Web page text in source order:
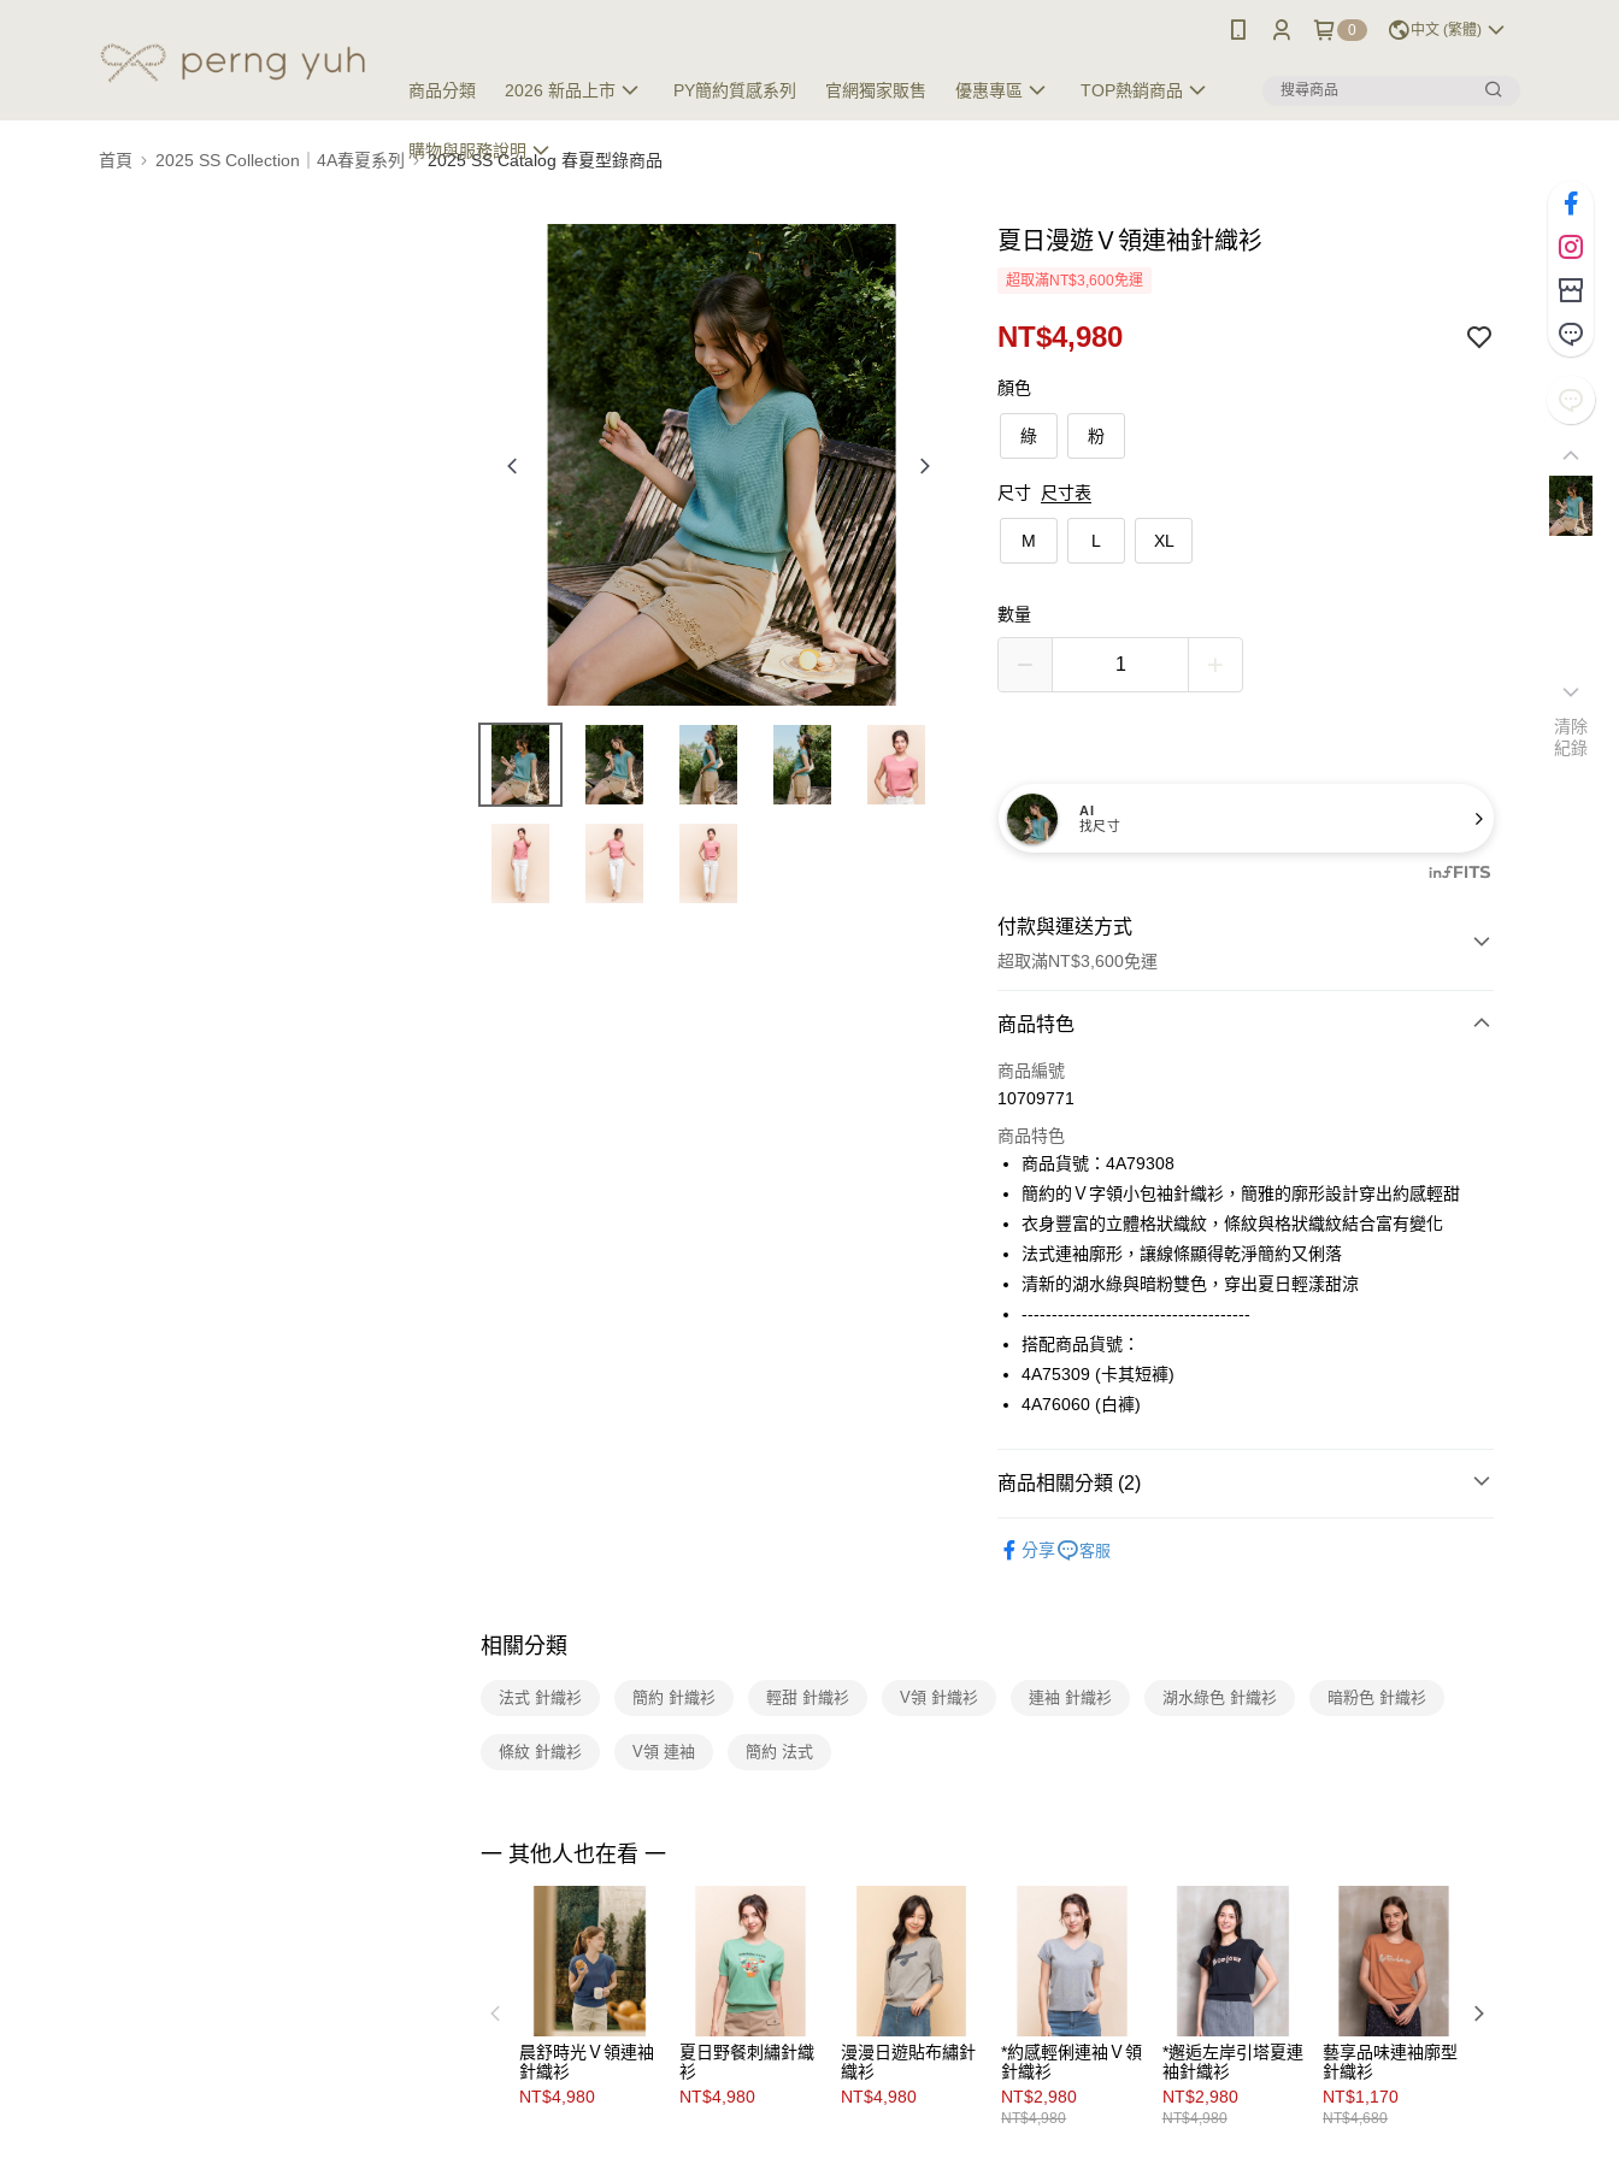
0 中文 (繁體)
商品分類 2026 新品上市 PY簡約質感系列 官網獨家販售 優惠專區 TOP熱銷商品
購物與服務說明
首頁 2025 SS Collection｜4A春夏系列 2025 SS Catalog 春夏型錄商品
夏日漫遊Ｖ領連袖針織衫
超取滿NT$3,600免運
NT$4,980
顏色
綠 粉
尺寸 尺寸表
M L XL
數量
AI
找尺寸
付款與運送方式
超取滿NT$3,600免運
付款方式
信用卡一次付款
3 期 0 利率 每期
合作金庫商業銀行
第一商業銀行
華南商業銀行
彰化商業銀行
國泰世華商業銀行
兆豐國際商業銀行
臺灣中小企業銀行
台中商業銀行
匯豐（台灣）商業銀行
聯邦商業銀行
元大商業銀行
台新國際商業銀行
超商取貨付款
Apple Pay
AFTEE先享後付
相關說明
便利好安心！
１．簡單：不需註冊會員、不需綁卡、不需儲值。
／ATM／網路銀行／等多元方式進行付款，方視為交易完成。
※ 請注意：結帳手續完成當下不需立刻繳費，但若您需要取消訂單，請聯
交易，需依本服務之必要範圍內提供個人資料，並將交易相關給付款項請
求債權轉讓予恩沛科技股份有限公司。
２．關於個人資料處理事宜，請瀏覽以下網址：
https://aftee.tw/terms/#terms3
３．未成年的使用者請事先徵得法定代理人或監護人之同意方可使用
「AFTEE先享後付」，若未經同意申辦者引起之損失，本公司不負相關責
任。
４．使用「AFTEE先享後付」時，將依據個別帳號之用戶狀況，依本公司
即時審查核予不同之上限額度；若仍有額度不足之情形，本公司將視審查
結果請求用戶進行身份認證。
５．嚴禁一人註冊多個帳號或使用他人資訊註冊。若發現惡意使用之情
全家取貨付款
每筆NT$90，滿NT$3,600(含以上)免運費
離島宅配 (蘭嶼恕不配送)
每筆NT$200，滿NT$8,000(含以上)免運費
付款後門市自取
免運費
商品特色
商品編號
10709771
商品特色
商品貨號：4A79308
簡約的Ｖ字領小包袖針織衫，簡雅的廓形設計穿出約感輕甜
衣身豐富的立體格狀織紋，條紋與格狀織紋結合富有變化
法式連袖廓形，讓線條顯得乾淨簡約又俐落
清新的湖水綠與暗粉雙色，穿出夏日輕漾甜涼
--------------------------------------
搭配商品貨號：
4A75309 (卡其短褲)
4A76060 (白褲)
商品相關分類 (2)
品 分享 客服
相關分類
法式 針織衫 簡約 針織衫 輕甜 針織衫 V領 針織衫 連袖 針織衫 湖水綠色 針織衫 暗粉色 針織衫
條紋 針織衫 V領 連袖 簡約 法式
一 其他人也在看 一
晨舒時光Ｖ領連袖
針織衫
NT$4,980
夏日野餐刺繡針織
衫
NT$4,980
漫漫日遊貼布繡針
織衫
NT$4,980
*約感輕俐連袖Ｖ領
針織衫
NT$2,980
NT$4,980
*邂逅左岸引塔夏連
袖針織衫
NT$2,980
NT$4,980
藝享品味連袖廓型
針織衫
NT$1,170
NT$4,680
清除
紀錄